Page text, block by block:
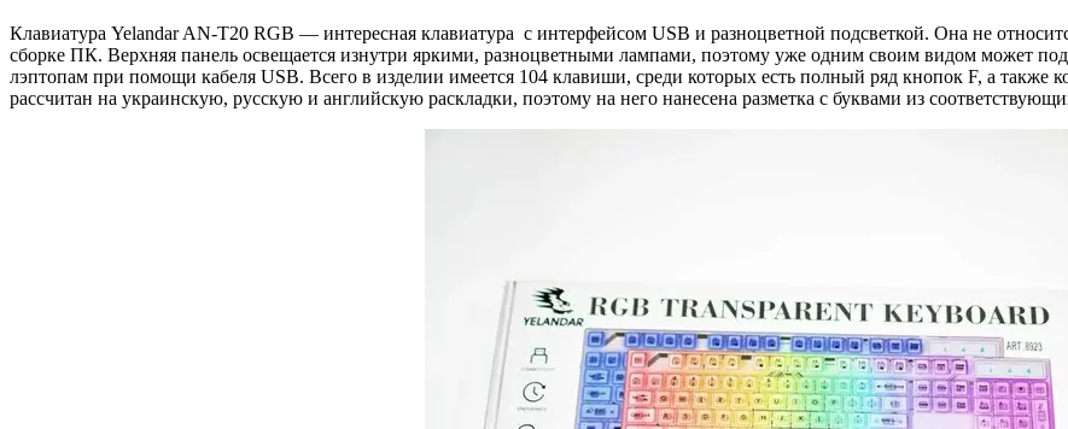
Клавиатура Yelandar AN-T20 RGB — интересная клавиатура с интерфейсом USB и разноцветной подсветкой. Она не
сборке ПК. Верхняя панель освещается изнутри яркими, разноцветными лампами, поэтому уже одним своим видом может
лэптопам при помощи кабеля USB. Всего в изделии имеется 104 клавиши, среди которых есть полный ряд кнопок F, а также
рассчитан на украинскую, русскую и английскую раскладки, поэтому на него нанесена разметка с буквами из